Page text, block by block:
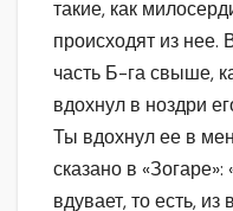
такие, как
происходят из нее.
часть Б-га свыше,
вдохнул в ноздри
Ты вдохнул ее в
сказано в
вдувает, то есть, из